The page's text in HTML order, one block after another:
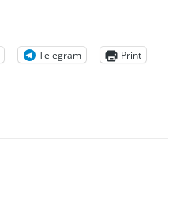
Telegram Print